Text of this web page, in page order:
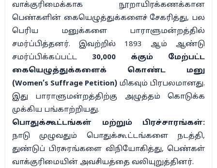
வாக்குரிமைக்காக நூறாயிரக்கணக்கான
பெண்களின் கையெழுத்துக்களைச் சேகரித்து, பல
பெரிய மனுக்களை பாராளுமன்றத்தில்
சமர்ப்பித்தனர். இவற்றில் 1893 ஆம் ஆண்டு
சமர்ப்பிக்கப்பட்ட 30,000 க்கும் மேற்பட்ட
கையெழுத்துக்களைக் கொண்ட மனு
(Women’s Suffrage Petition) மிகவும் பிரபலமானது.
இது பாராளுமன்றத்திற்கு அழுத்தம் கொடுக்க
முக்கிய பங்காற்றியது.
பொதுக்கூட்டங்கள் மற்றும் பிரச்சாரங்கள்:
நாடு முழுவதும் பொதுக்கூட்டங்களை நடத்தி,
துண்டுப் பிரசுரங்களை விநியோகித்து, பெண்கள்
வாக்குரிமையின் அவசியத்தை வலியுறுத்தினர்.